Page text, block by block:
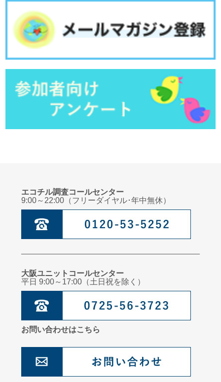
エコチル調査コールセンター
9:00～22:00（フリーダイヤル･年中無休）
大阪ユニットコールセンター
平日 9:00～17:00（土日祝を除く）
お問い合わせはこちら